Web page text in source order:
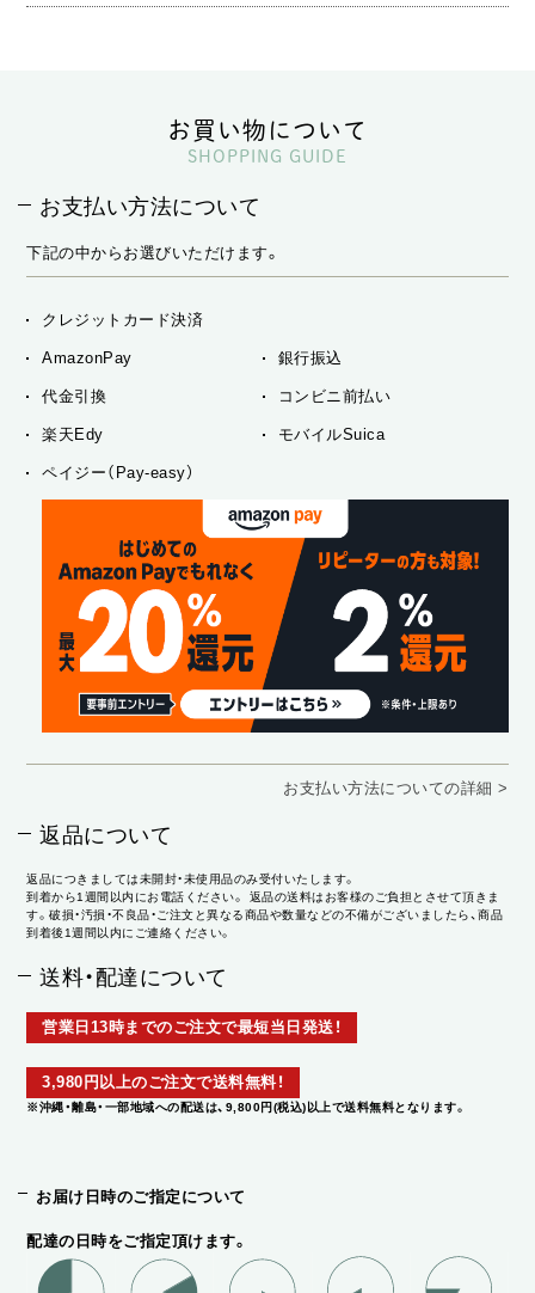
お買い物について
SHOPPING GUIDE
お支払い方法について
下記の中からお選びいただけます。
クレジットカード決済
AmazonPay 銀行振込
代金引換 コンビニ前払い
楽天Edy モバイルSuica
ペイジー（Pay-easy）
お支払い方法についての詳細 >
返品について
返品につきましては未開封・未使用品のみ受付いたします。
到着から1週間以内にお電話ください。 返品の送料はお客様のご負担とさせて頂きま
す。破損・汚損・不良品・ご注文と異なる商品や数量などの不備がございましたら、商品
到着後1週間以内にご連絡ください。
送料・配達について
営業日13時までのご注文で最短当日発送！
3,980円以上のご注文で送料無料！
※沖縄・離島・一部地域への配送は、9,800円(税込)以上で送料無料となります。
お届け日時のご指定について
配達の日時をご指定頂けます。